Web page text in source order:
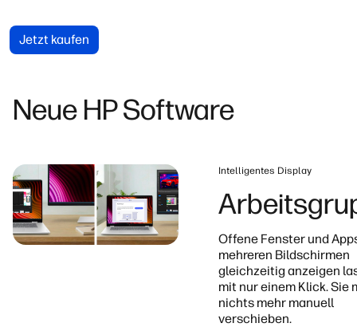
Jetzt kaufen
Neue HP Software
per Klick automatisch
Intelligentes Display
Offene Fenster und
mehreren Bildschirmen
gleichzeitig anzeigen
mit nur einem Klick. Sie
nichts mehr manuell
verschieben.